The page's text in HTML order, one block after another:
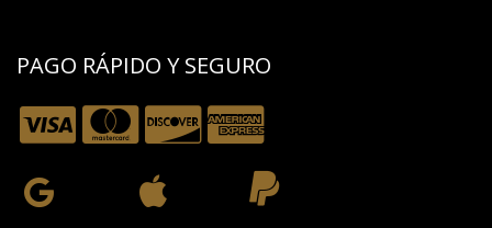
PAGO RÁPIDO Y SEGURO